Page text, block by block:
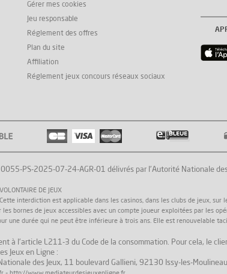
Gérer mes cookies
Jeu responsable
Réglement des offres
Plan du site
Affiliation
Réglement jeux concours réseaux sociaux
PS-2025-07-24-AGR-01 délivrés par l'Autorité Nationale des
DE JEUX
interdiction est applicable dans les casinos, dans les clubs de jeux,
bornes de jeux accessibles avec un compte joueur exploitées par les
une durée qui ne peut être inférieure à trois ans. Elle est renouvelable
à l'article L211-3 du Code de la consommation. Pour cela, le
Jeux en Ligne :
des Jeux, 11 boulevard Gallieni, 92130 Issy-les-